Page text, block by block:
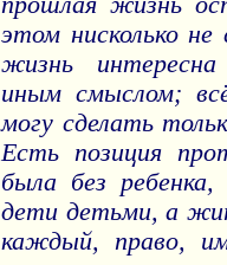
этом нисколько
жизнь
иным смыслом;
могу сделать
Есть позиция
была без
дети детьми, а
каждый, право,